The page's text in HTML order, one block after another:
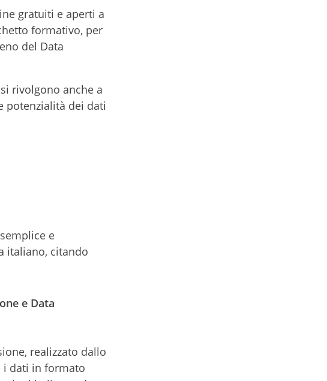
gratuiti e aperti a
formativo, per
del Data
rivolgono anche a
potenzialità dei dati
e
italiano, citando
e Data
realizzato dallo
i dati in formato